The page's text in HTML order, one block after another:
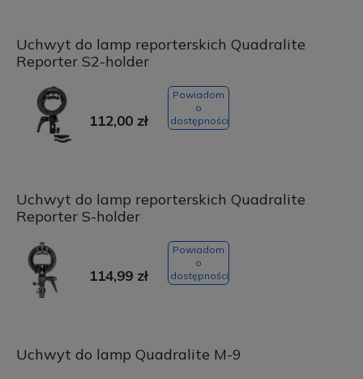
Uchwyt do lamp reporterskich Quadralite
Reporter S2-holder
112,00 zł
Powiadom
o
dostępności
Uchwyt do lamp reporterskich Quadralite
Reporter S-holder
114,99 zł
Powiadom
o
dostępności
Uchwyt do lamp Quadralite M-9